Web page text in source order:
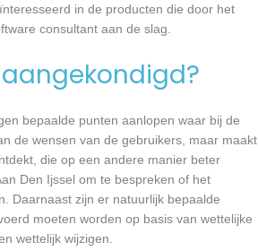
in de producten die door het
consultant aan de slag.
bepaalde punten aanlopen waar bij de
de wensen van de gebruikers, maar maakt
die op een andere manier beter
Den Ijssel om te bespreken of het
Daarnaast zijn er natuurlijk bepaalde
moeten worden op basis van wettelijke
wettelijk wijzigen.